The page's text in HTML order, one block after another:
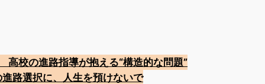
校の進路指導が抱える“構造的な問題”
路選択に、人生を預けないで